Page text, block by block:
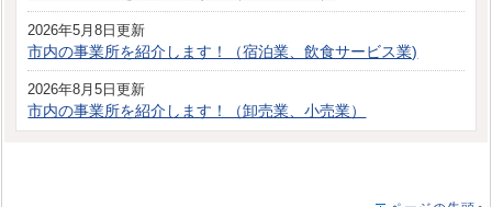
2026年5月8日更新
市内の事業所を紹介します！（宿泊業、飲食サービス業)
2026年8月5日更新
市内の事業所を紹介します！（卸売業、小売業）